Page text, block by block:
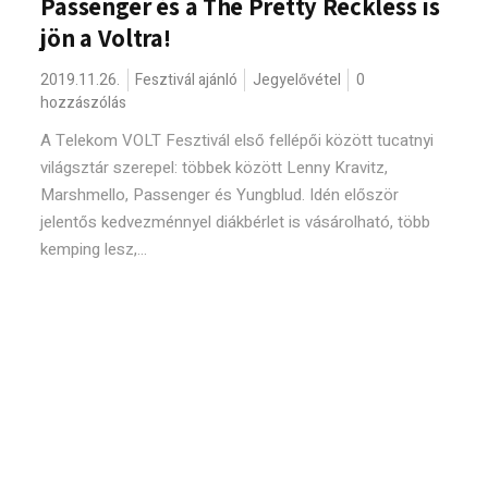
Passenger és a The Pretty Reckless is
jön a Voltra!
2019.11.26. Fesztivál ajánló Jegyelővétel
0
hozzászólás
A Telekom VOLT Fesztivál első fellépői között tucatnyi
világsztár szerepel: többek között Lenny Kravitz,
Marshmello, Passenger és Yungblud. Idén először
jelentős kedvezménnyel diákbérlet is vásárolható, több
kemping lesz,...